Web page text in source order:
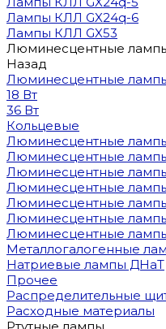
Лампы КЛЛ GX24q-6
Лампы КЛЛ GX53
Люминесцентные
Назад
Люминесцентные
18 Вт
36 Вт
Кольцевые
Люминесцентные лампы
Люминесцентные лампы
Люминесцентные лампы
Люминесцентные лампы
Люминесцентные лампы
Люминесцентные лампы
Люминесцентные
Металлогалогенные
Натриевые лампы ДНаТ
Прочее
Распределительные
Расходные материалы